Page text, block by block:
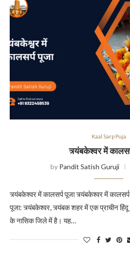
Kaal Sarp Puja
त्र्यंबकेश्वर में
by Pandit Satish Guruji
त्र्यंबकेश्वर में कालसर्प पूजा त्र्यंबकेश्वर में
पूजा: त्र्यंबकेश्वर, त्र्यंबक शहर में एक प्राचीन
के नासिक जिले में है। यह…